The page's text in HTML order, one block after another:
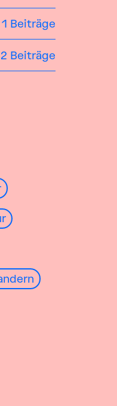
1 Beiträge
2 Beiträge